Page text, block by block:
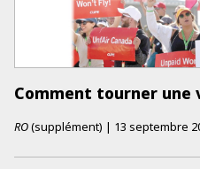
Comment tourner
RO(supplément) | 13 septembre